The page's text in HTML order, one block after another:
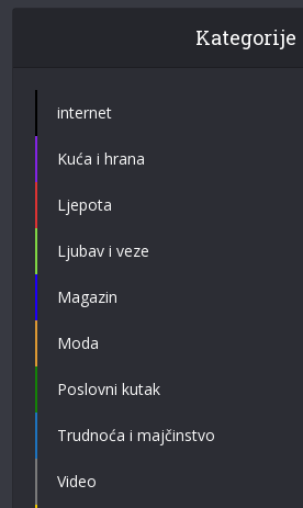
Kategorije
internet
Kuća i hrana
Ljepota
Ljubav i veze
Magazin
Moda
Poslovni kutak
Trudnoća i majčinstvo
Video